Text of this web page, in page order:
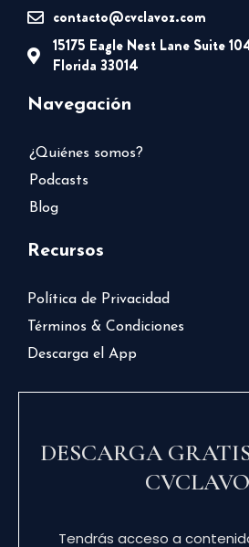
contacto@cvclavoz.com
15175 Eagle Nest Lane Suite
Florida 33014
Navegación
¿Quiénes somos?
Podcasts
Blog
Recursos
Política de Privacidad
Términos & Condiciones
Descarga el App
DESCARGA
Tendrás acceso a